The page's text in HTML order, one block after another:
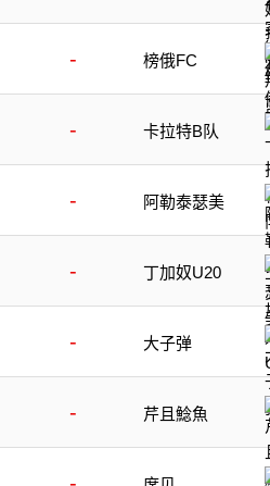
- 榜俄FC
- 卡拉特B队
- 阿勒泰瑟美
- 丁加奴U20
- 大子弹
- 芹且鯰魚